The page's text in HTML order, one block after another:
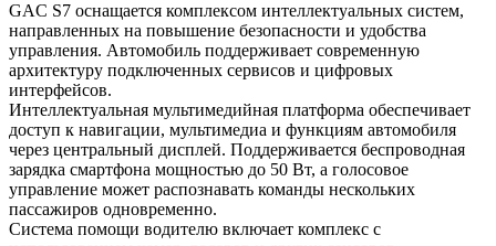
GAC S7 оснащается комплексом интеллектуальных систем,
направленных на повышение безопасности и удобства
управления. Автомобиль поддерживает современную
архитектуру подключенных сервисов и цифровых
интерфейсов.
Интеллектуальная мультимедийная платформа обеспечивает
доступ к навигации, мультимедиа и функциям автомобиля
через центральный дисплей. Поддерживается беспроводная
зарядка смартфона мощностью до 50 Вт, а голосовое
управление может распознавать команды нескольких
пассажиров одновременно.
Система помощи водителю включает комплекс с